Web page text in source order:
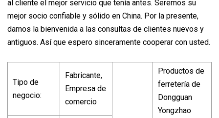
al cliente el mejor servicio que tenía antes. Seremos su
mejor socio confiable y sólido en China. Por la presente,
damos la bienvenida a las consultas de clientes nuevos y
antiguos. Así que espero sinceramente cooperar con usted.
Tipo de
negocio:
Fabricante,
Empresa de
comercio
Productos de
ferretería de
Dongguan
Yongzhao